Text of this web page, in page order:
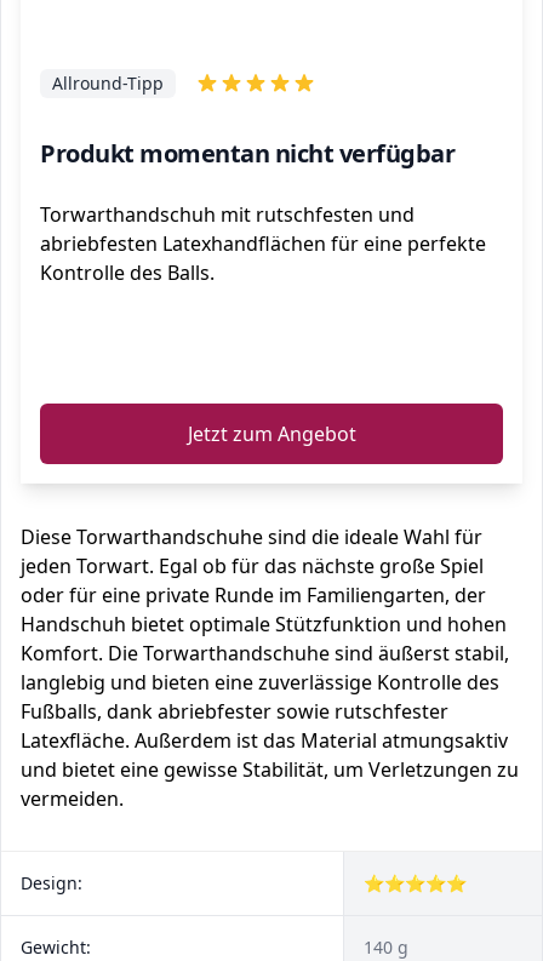
Produkt momentan nicht verfügbar
Allround-Tipp
Torwarthandschuh mit rutschfesten und
abriebfesten Latexhandflächen für eine perfekte
Kontrolle des Balls.
Jetzt zum Angebot
Diese Torwarthandschuhe sind die ideale Wahl für
jeden Torwart. Egal ob für das nächste große Spiel
oder für eine private Runde im Familiengarten, der
Handschuh bietet optimale Stützfunktion und hohen
Komfort. Die Torwarthandschuhe sind äußerst stabil,
langlebig und bieten eine zuverlässige Kontrolle des
Fußballs, dank abriebfester sowie rutschfester
Latexfläche. Außerdem ist das Material atmungsaktiv
und bietet eine gewisse Stabilität, um Verletzungen zu
vermeiden.
Design: ⭐⭐⭐⭐⭐
Gewicht: 140 g